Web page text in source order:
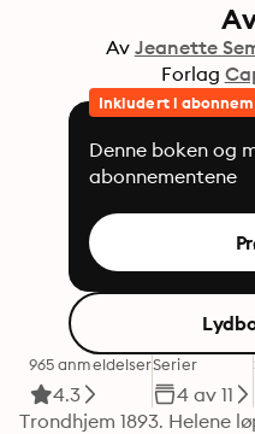
Av Jeanette
Forlag
Inkludert i
Denne boken og
abonnementene
965 anmeldelser
4.3
Serier
4 av 11
Trondhjem 1893. Helene